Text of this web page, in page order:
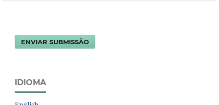
ENVIAR SUBMISSÃO
IDIOMA